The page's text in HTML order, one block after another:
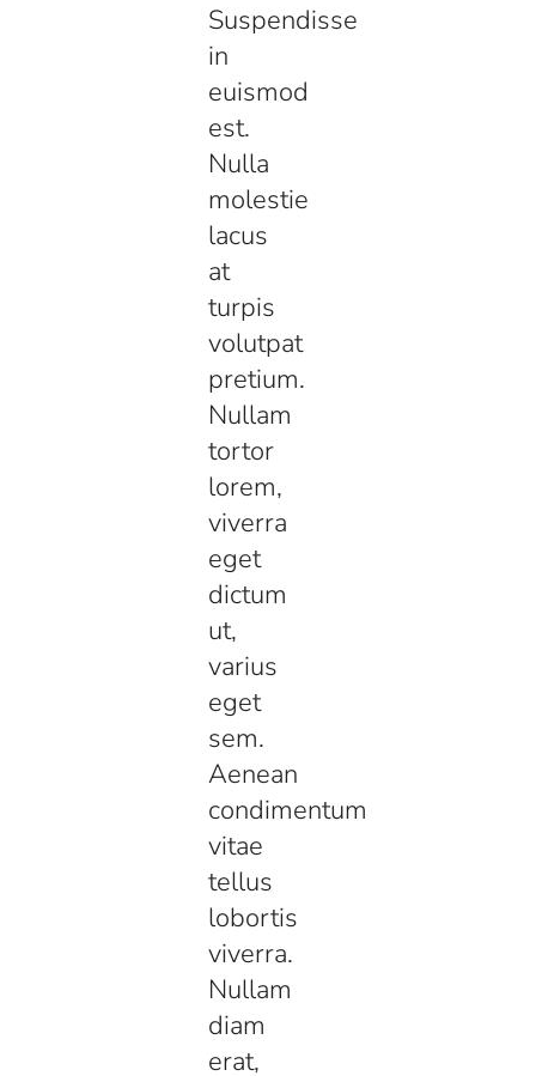
Suspendisse
in
euismod
est.
Nulla
molestie
lacus
at
turpis
volutpat
pretium.
Nullam
tortor
lorem,
viverra
eget
dictum
ut,
varius
eget
sem.
Aenean
condimentum
vitae
tellus
lobortis
viverra.
Nullam
diam
erat,